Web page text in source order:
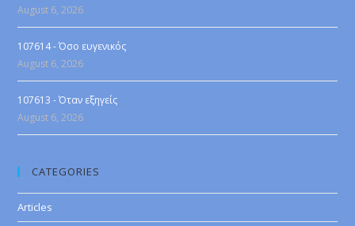
August 6, 2026
107614 - Όσο ευγενικός
August 6, 2026
107613 - Όταν εξηγείς
August 6, 2026
CATEGORIES
Articles